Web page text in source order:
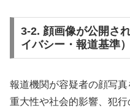
3-2. 顔画像が公開さ
イバシー・報道基準）
報道機関が容疑者の顔写
重大性や社会的影響、犯